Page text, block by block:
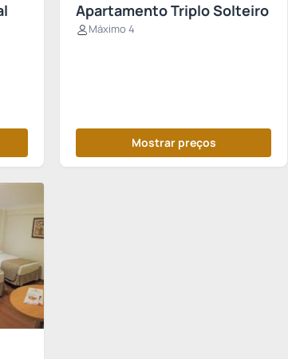
Apartamento Triplo Solteiro
Máximo 4
Mostrar preços